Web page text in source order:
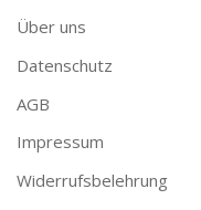
Über uns
Datenschutz
AGB
Impressum
Widerrufsbelehrung